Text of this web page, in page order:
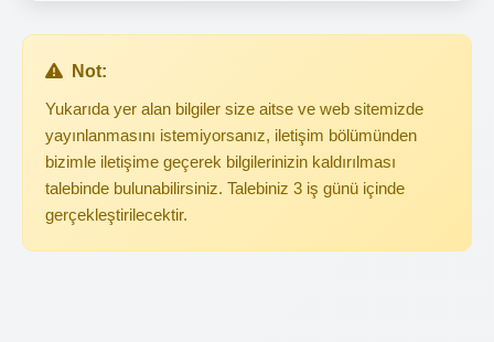
Not:
Yukarıda yer alan bilgiler size aitse ve web sitemizde
yayınlanmasını istemiyorsanız, iletişim bölümünden
bizimle iletişime geçerek bilgilerinizin kaldırılması
talebinde bulunabilirsiniz. Talebiniz 3 iş günü içinde
gerçekleştirilecektir.